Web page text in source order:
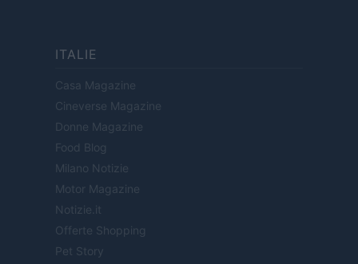
ITALIE
Casa Magazine
Cineverse Magazine
Donne Magazine
Food Blog
Milano Notizie
Motor Magazine
Notizie.it
Offerte Shopping
Pet Story